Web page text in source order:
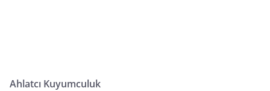
Ahlatcı Kuyumculuk